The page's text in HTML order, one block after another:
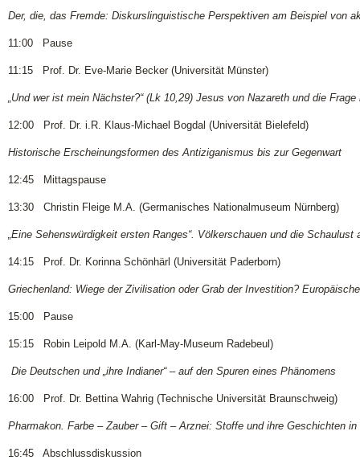
Der, die, das Fremde: Diskurslinguistische Perspektiven am Beispiel von
11:00 Pause
11:15 Prof. Dr. Eve-Marie Becker (Universität Münster)
„Und wer ist mein Nächster?“ (Lk 10,29) Jesus von Nazareth und die Frage
12:00 Prof. Dr. i.R. Klaus-Michael Bogdal (Universität Bielefeld)
Historische Erscheinungsformen des Antiziganismus bis zur Gegenwart
12:45 Mittagspause
13:30 Christin Fleige M.A. (Germanisches Nationalmuseum Nürnberg)
„Eine Sehenswürdigkeit ersten Ranges“. Völkerschauen und die Schaulust
14:15 Prof. Dr. Korinna Schönhärl (Universität Paderborn)
Griechenland: Wiege der Zivilisation oder Grab der Investition?
15:00 Pause
15:15 Robin Leipold M.A. (Karl-May-Museum Radebeul)
Die Deutschen und „ihre Indianer“ – auf den Spuren eines Phänomens
16:00 Prof. Dr. Bettina Wahrig (Technische Universität Braunschweig)
Pharmakon. Farbe – Zauber – Gift – Arznei: Stoffe und ihre Geschichten
16:45 Abschlussdiskussion